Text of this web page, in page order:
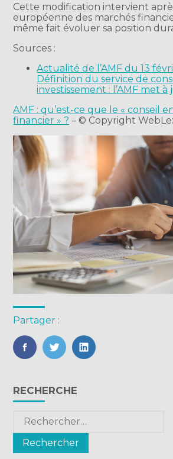
Cette modification intervient
européenne des marchés
même fait évoluer sa position
Sources :
Actualité de l’AMF du 13
Définition du service de
investissement : l’AMF met
AMF : qu’est-ce que le « conseil
financier » ? – © Copyright
Partager :
FaceBook
TwitterLinkedIn
Blog
sidebar
RECHERCHE
Rechercher :